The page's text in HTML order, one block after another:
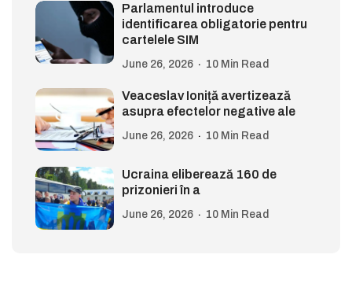
Parlamentul introduce
identificarea obligatorie pentru
cartelele SIM
June 26, 2026 10 Min Read
Veaceslav Ioniță avertizează
asupra efectelor negative ale
June 26, 2026 10 Min Read
Ucraina eliberează 160 de
prizonieri în a
June 26, 2026 10 Min Read